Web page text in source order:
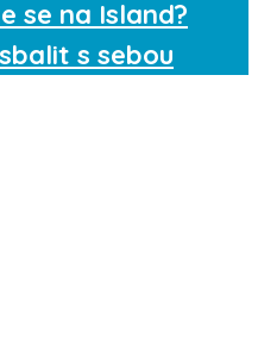
se na Island?
s sebou